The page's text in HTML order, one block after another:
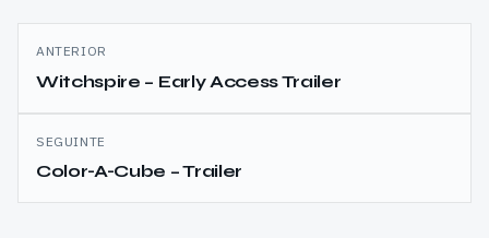
Navegação
de
artigos
ANTERIOR
Witchspire – Early Access Trailer
SEGUINTE
Color-A-Cube – Trailer